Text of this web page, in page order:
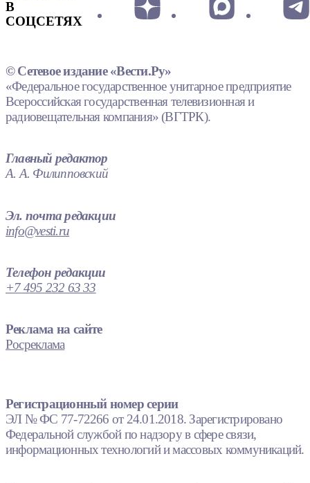
В
СОЦСЕТЯХ
© Сетевое издание «Вести.Ру»
«Федеральное государственное унитарное предприятие
Всероссийская государственная телевизионная и
радиовещательная компания» (ВГТРК).
Главный редактор
А. А. Филипповский
Эл. почта редакции
info@vesti.ru
Телефон редакции
+7 495 232 63 33
Реклама на сайте
Росреклама
Регистрационный номер серии
ЭЛ № ФС 77-72266 от 24.01.2018. Зарегистрировано
Федеральной службой по надзору в сфере связи,
информационных технологий и массовых коммуникаций.